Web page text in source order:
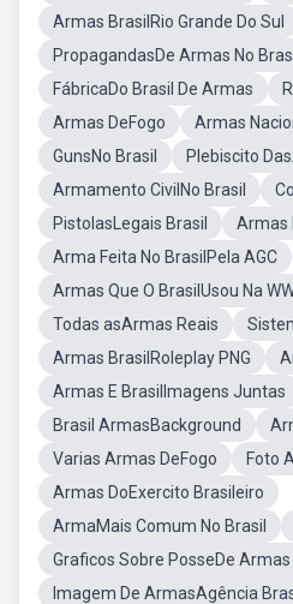
Armas BrasilRio Grande Do Sul
PropagandasDe Armas No
FábricaDo Brasil De Armas
Armas DeFogo
Armas
GunsNo Brasil
Plebiscito
Armamento CivilNo Brasil
PistolasLegais Brasil
Armas
Arma Feita No BrasilPela AGC
Armas Que O BrasilUsou Na
Todas asArmas Reais
Armas BrasilRoleplay PNG
Armas E BrasilImagens Juntas
Brasil ArmasBackground
Varias Armas DeFogo
Foto
Armas DoExercito Brasileiro
ArmaMais Comum No Brasil
Graficos Sobre PosseDe Armas
Imagem De ArmasAgência